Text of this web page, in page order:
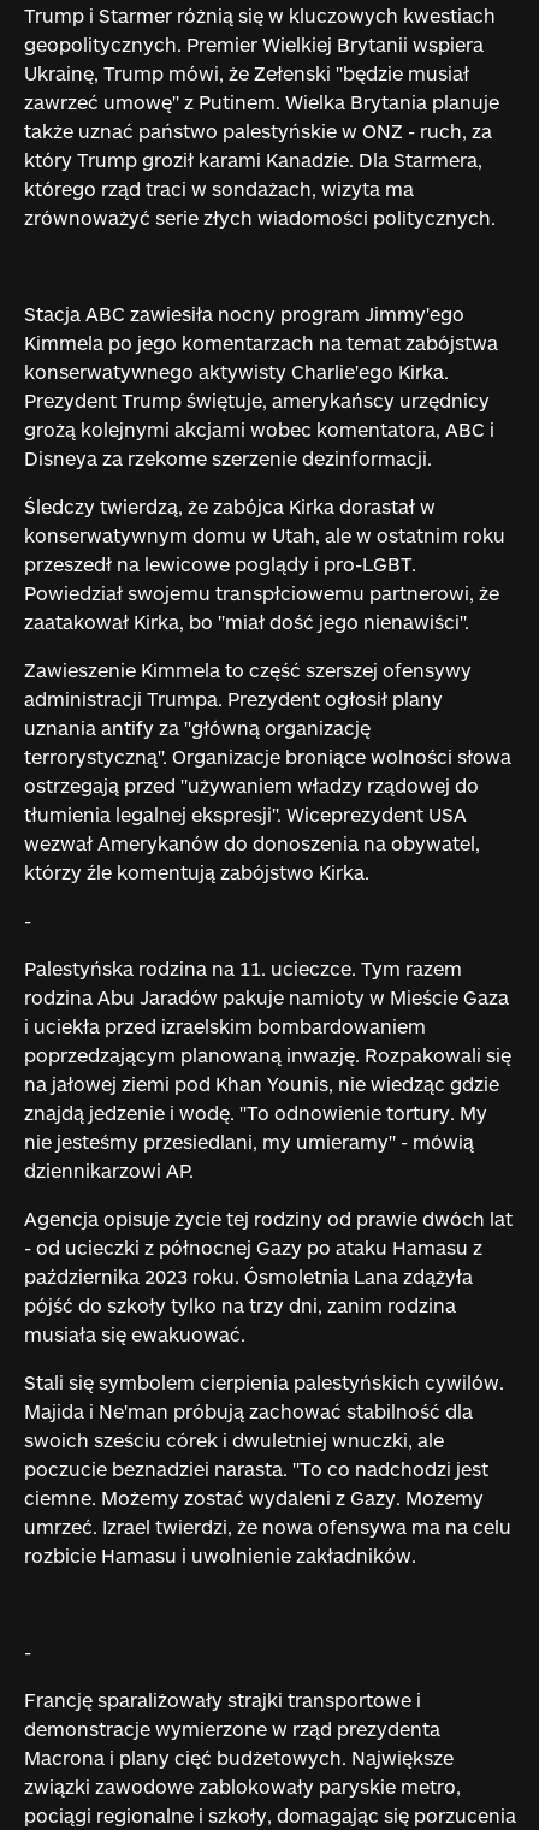
Trump i Starmer różnią się w kluczowych kwestiach
geopolitycznych. Premier Wielkiej Brytanii wspiera
Ukrainę, Trump mówi, że Zełenski "będzie musiał
zawrzeć umowę" z Putinem. Wielka Brytania planuje
także uznać państwo palestyńskie w ONZ - ruch, za
który Trump groził karami Kanadzie. Dla Starmera,
którego rząd traci w sondażach, wizyta ma
zrównoważyć serie złych wiadomości politycznych.
Stacja ABC zawiesiła nocny program Jimmy'ego
Kimmela po jego komentarzach na temat zabójstwa
konserwatywnego aktywisty Charlie'ego Kirka.
Prezydent Trump świętuje, amerykańscy urzędnicy
grożą kolejnymi akcjami wobec komentatora, ABC i
Disneya za rzekome szerzenie dezinformacji.
Śledczy twierdzą, że zabójca Kirka dorastał w
konserwatywnym domu w Utah, ale w ostatnim roku
przeszedł na lewicowe poglądy i pro-LGBT.
Powiedział swojemu transpłciowemu partnerowi, że
zaatakował Kirka, bo "miał dość jego nienawiści".
Zawieszenie Kimmela to część szerszej ofensywy
administracji Trumpa. Prezydent ogłosił plany
uznania antify za "główną organizację
terrorystyczną". Organizacje broniące wolności słowa
ostrzegają przed "używaniem władzy rządowej do
tłumienia legalnej ekspresji". Wiceprezydent USA
wezwał Amerykanów do donoszenia na obywatel,
którzy źle komentują zabójstwo Kirka.
-
Palestyńska rodzina na 11. ucieczce. Tym razem
rodzina Abu Jaradów pakuje namioty w Mieście Gaza
i uciekła przed izraelskim bombardowaniem
poprzedzającym planowaną inwazję. Rozpakowali się
na jałowej ziemi pod Khan Younis, nie wiedząc gdzie
znajdą jedzenie i wodę. "To odnowienie tortury. My
nie jesteśmy przesiedlani, my umieramy" - mówią
dziennikarzowi AP.
Agencja opisuje życie tej rodziny od prawie dwóch lat
- od ucieczki z północnej Gazy po ataku Hamasu z
października 2023 roku. Ósmoletnia Lana zdążyła
pójść do szkoły tylko na trzy dni, zanim rodzina
musiała się ewakuować.
Stali się symbolem cierpienia palestyńskich cywilów.
Majida i Ne'man próbują zachować stabilność dla
swoich sześciu córek i dwuletniej wnuczki, ale
poczucie beznadziei narasta. "To co nadchodzi jest
ciemne. Możemy zostać wydaleni z Gazy. Możemy
umrzeć. Izrael twierdzi, że nowa ofensywa ma na celu
rozbicie Hamasu i uwolnienie zakładników.
-
Francję sparaliżowały strajki transportowe i
demonstracje wymierzone w rząd prezydenta
Macrona i plany cięć budżetowych. Największe
związki zawodowe zablokowały paryskie metro,
pociągi regionalne i szkoły, domagając się porzucenia